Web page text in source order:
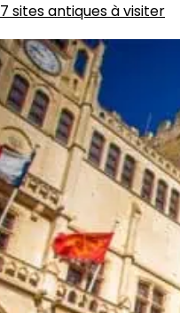
7 sites antiques à visiter